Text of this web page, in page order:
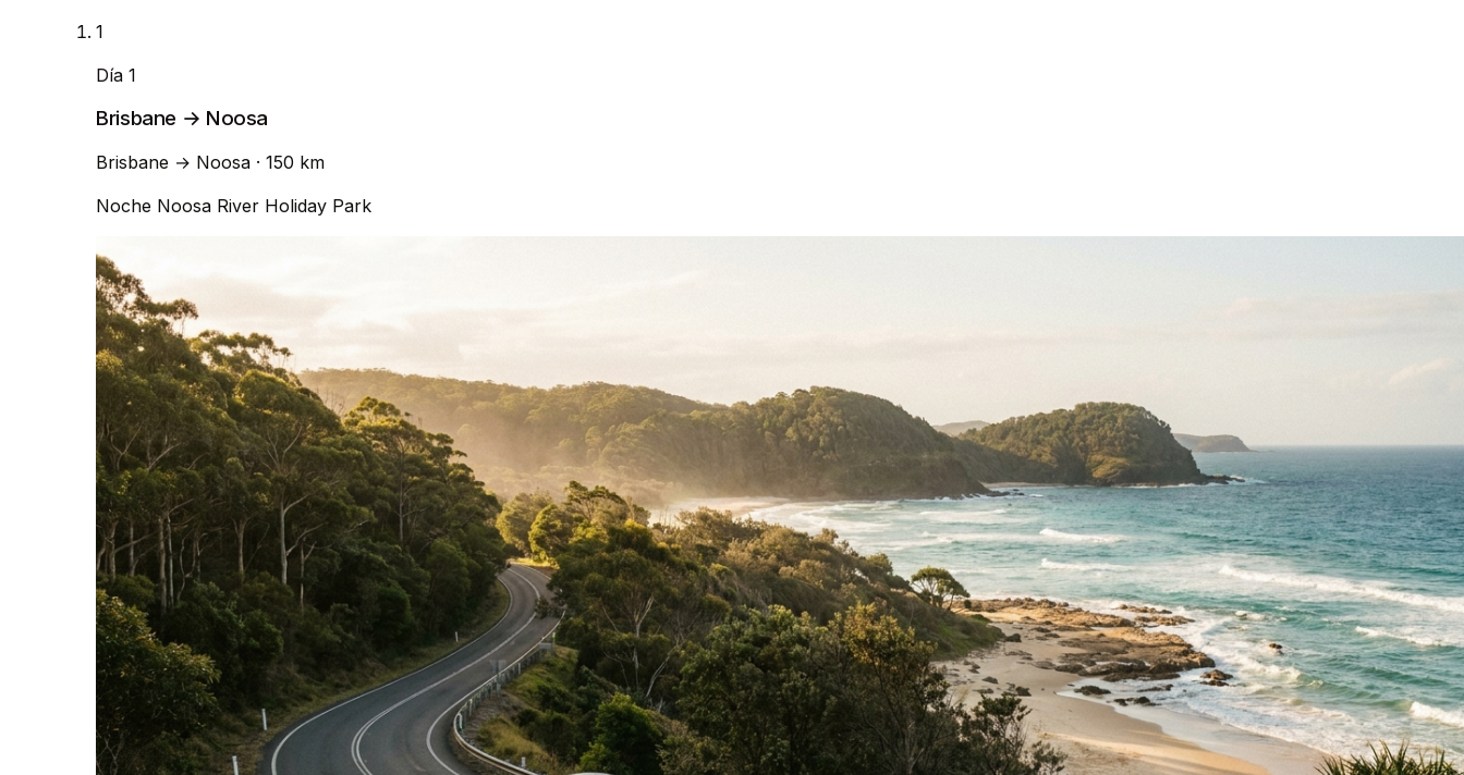
1
Día 1
Brisbane → Noosa
Brisbane → Noosa · 150 km
Noche Noosa River Holiday Park